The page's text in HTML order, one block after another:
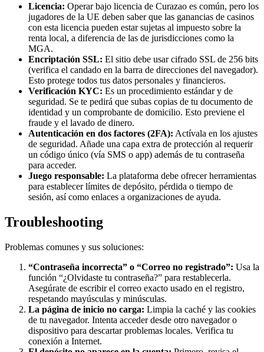
Licencia: Operar bajo licencia de Curazao es común, pero los
jugadores de la UE deben saber que las ganancias de casinos
con esta licencia pueden estar sujetas al impuesto sobre la
renta local, a diferencia de las de jurisdicciones como la
MGA.
Encriptación SSL: El sitio debe usar cifrado SSL de 256 bits
(verifica el candado en la barra de direcciones del navegador).
Esto protege todos tus datos personales y financieros.
Verificación KYC: Es un procedimiento estándar y de
seguridad. Se te pedirá que subas copias de tu documento de
identidad y un comprobante de domicilio. Esto previene el
fraude y el lavado de dinero.
Autenticación en dos factores (2FA): Actívala en los ajustes
de seguridad. Añade una capa extra de protección al requerir
un código único (vía SMS o app) además de tu contraseña
para acceder.
Juego responsable: La plataforma debe ofrecer herramientas
para establecer límites de depósito, pérdida o tiempo de
sesión, así como enlaces a organizaciones de ayuda.
Troubleshooting
Problemas comunes y sus soluciones:
“Contraseña incorrecta” o “Correo no registrado”: Usa la
función “¿Olvidaste tu contraseña?” para restablecerla.
Asegúrate de escribir el correo exacto usado en el registro,
respetando mayúsculas y minúsculas.
La página de inicio no carga: Limpia la caché y las cookies
de tu navegador. Intenta acceder desde otro navegador o
dispositivo para descartar problemas locales. Verifica tu
conexión a Internet.